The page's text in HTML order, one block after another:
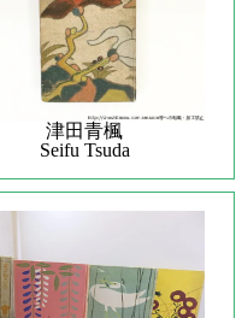
津田青楓
Seifu Tsuda